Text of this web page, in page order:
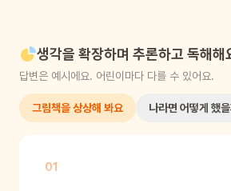
생각을 확장하며 추론하고 독해해
답변은 예시에요. 어린이마다 다를 수 있어요.
그림책을 상상해 봐요 나라면 어떻게 했
01